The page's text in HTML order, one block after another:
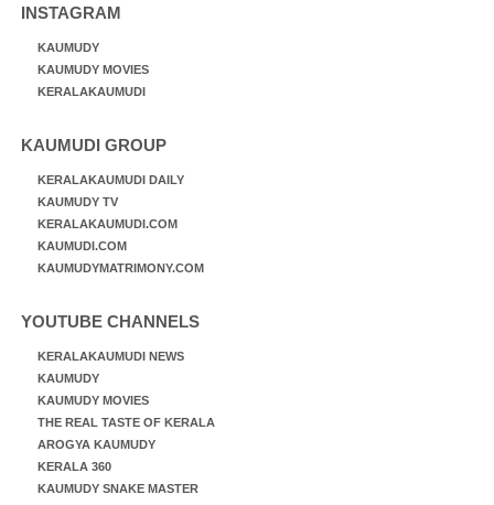
INSTAGRAM
KAUMUDY
KAUMUDY MOVIES
KERALAKAUMUDI
KAUMUDI GROUP
KERALAKAUMUDI DAILY
KAUMUDY TV
KERALAKAUMUDI.COM
KAUMUDI.COM
KAUMUDYMATRIMONY.COM
YOUTUBE CHANNELS
KERALAKAUMUDI NEWS
KAUMUDY
KAUMUDY MOVIES
THE REAL TASTE OF KERALA
AROGYA KAUMUDY
KERALA 360
KAUMUDY SNAKE MASTER